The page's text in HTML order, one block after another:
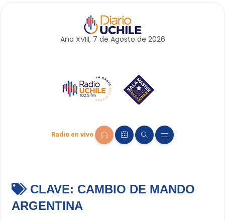
Año XVIII, 7 de Agosto de 2026
Radio en vivo
CLAVE: CAMBIO DE MANDO
ARGENTINA